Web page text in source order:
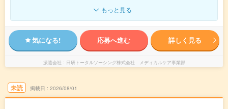
もっと見る
気になる! 応募へ進む 詳しく見る
派遣会社 日研トータルソーシング株式会社 メディカルケア事業部
未読 掲載日 2026/08/01